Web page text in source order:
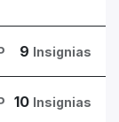
9 Insignias
10 Insignias